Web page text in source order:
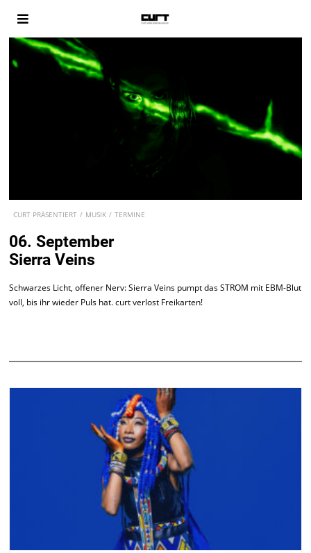
CURT PRÄSENTIERT / MUSIK / TERMINE
06. September
Sierra Veins
Schwarzes Licht, offener Nerv: Sierra Veins pumpt das STROM mit EBM-Blut
voll, bis ihr wieder Puls hat. curt verlost Freikarten!